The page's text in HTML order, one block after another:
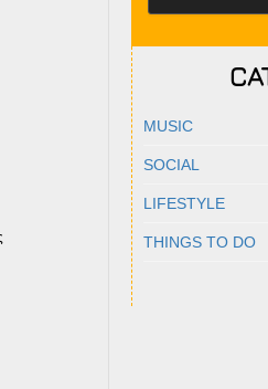
MUSIC
SOCIAL
LIFESTYLE
THINGS TO DO